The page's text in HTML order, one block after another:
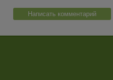
Написать комментарий